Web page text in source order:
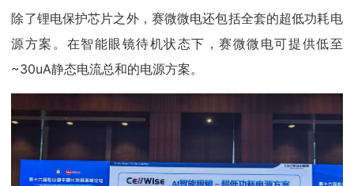
除了锂电保护芯片之外，赛微微电还包括全套的超低功耗电
源方案。在智能眼镜待机状态下，赛微微电可提供低至
~30uA静态电流总和的电源方案。